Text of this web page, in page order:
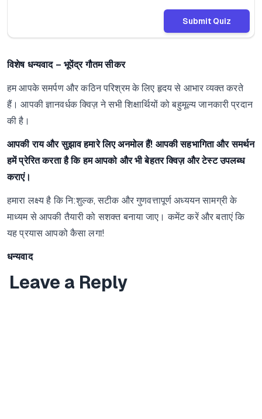
Submit Quiz
विशेष धन्यवाद – भूपेंद्र गौतम सीकर
हम आपके समर्पण और कठिन परिश्रम के लिए हृदय से आभार व्यक्त करते
हैं। आपकी ज्ञानवर्धक क्विज़ ने सभी शिक्षार्थियों को बहुमूल्य जानकारी प्रदान
की है।
आपकी राय और सुझाव हमारे लिए अनमोल हैं! आपकी सहभागिता और समर्थन
हमें प्रेरित करता है कि हम आपको और भी बेहतर क्विज़ और टेस्ट उपलब्ध
कराएं।
हमारा लक्ष्य है कि नि:शुल्क, सटीक और गुणवत्तापूर्ण अध्ययन सामग्री के
माध्यम से आपकी तैयारी को सशक्त बनाया जाए। कमेंट करें और बताएं कि
यह प्रयास आपको कैसा लगा!
धन्यवाद
Leave a Reply